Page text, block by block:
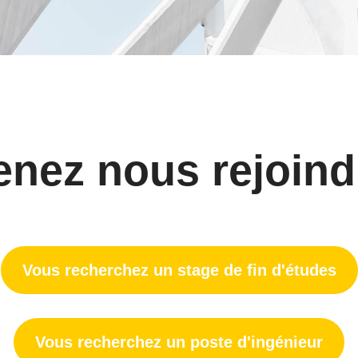
nous
Vous recherchez un stage de fin d'études
Vous recherchez un poste d'ingénieur